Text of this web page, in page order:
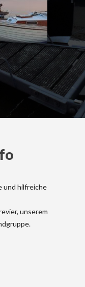
und hilfreiche
unserem